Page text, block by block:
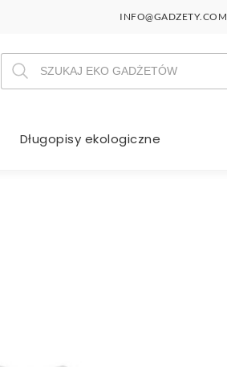
INFO@GADZETY.COM
Wyszukiwarka
produktów
Długopisy ekologiczne